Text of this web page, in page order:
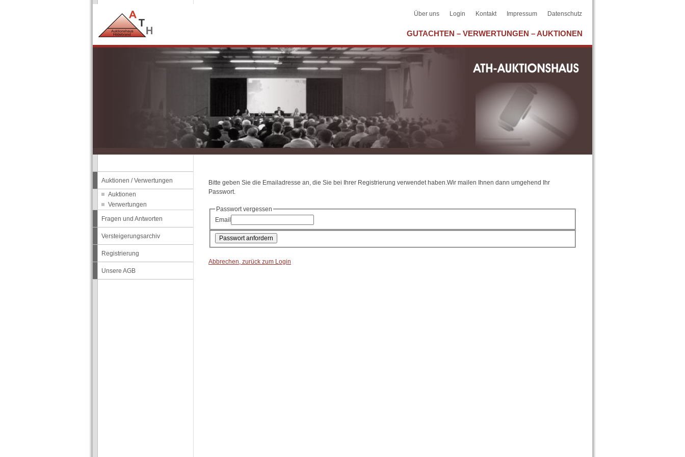
GUTACHTEN – VERWERTUNGEN – AUKTIONEN
Über uns Login Kontakt Impressum Datenschutz
Bitte geben Sie die Emailadresse an, die Sie bei Ihrer Registrierung verwendet haben.Wir mailen Ihnen dann umgehend Ihr
Passwort.
Passwort vergessen
Email
Abbrechen, zurück zum Login
Auktionen / Verwertungen
Auktionen
Verwertungen
Fragen und Antworten
Versteigerungsarchiv
Registrierung
Unsere AGB